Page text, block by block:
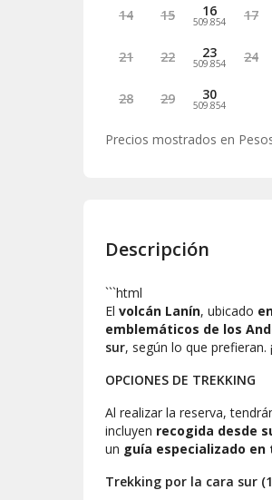
14 15 16
509.854 17
21 22 23
509.854 24
28 29 30
509.854
Precios mostrados en
Descripción
```html
El volcán Lanín, ubicado
emblemáticos de los
sur, según lo que prefieran.
OPCIONES DE TREKKING
Al realizar la reserva,
incluyen recogida desde
un guía especializado
Trekking por la cara sur